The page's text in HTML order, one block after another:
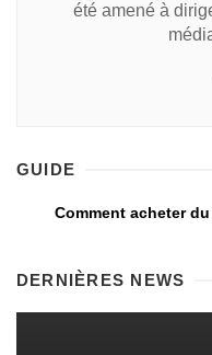
été amené à
GUIDE
Comment acheter
DERNIÈRES NEWS